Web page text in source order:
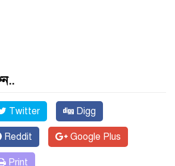
Twitter Digg
Reddit Google Plus
Print